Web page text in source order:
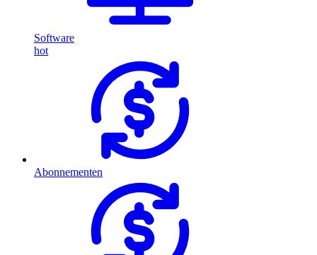
Software
hot
Abonnementen